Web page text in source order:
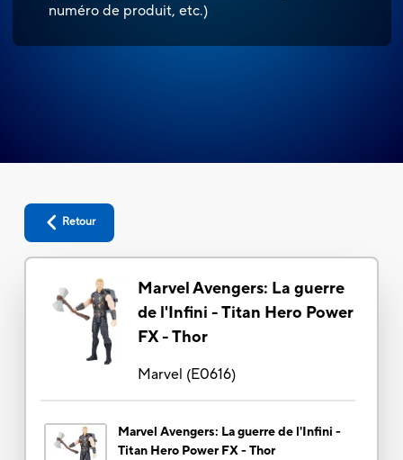
numéro de produit, etc.)
Retour
Marvel Avengers: La guerre
de l'Infini - Titan Hero Power
FX - Thor
Marvel (E0616)
Marvel Avengers: La guerre de l'Infini -
Titan Hero Power FX - Thor